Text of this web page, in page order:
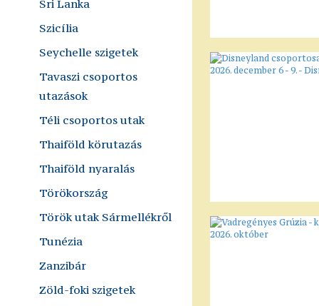
Sri Lanka
Szicília
Seychelle szigetek
Tavaszi csoportos
utazások
Téli csoportos utak
Thaiföld körutazás
Thaiföld nyaralás
Törökország
Török utak Sármellékről
Tunézia
Zanzibár
Zöld-foki szigetek